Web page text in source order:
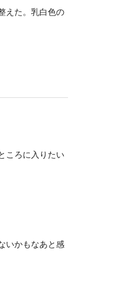
えた。乳白色の
ころに入りたい
いかもなあと感